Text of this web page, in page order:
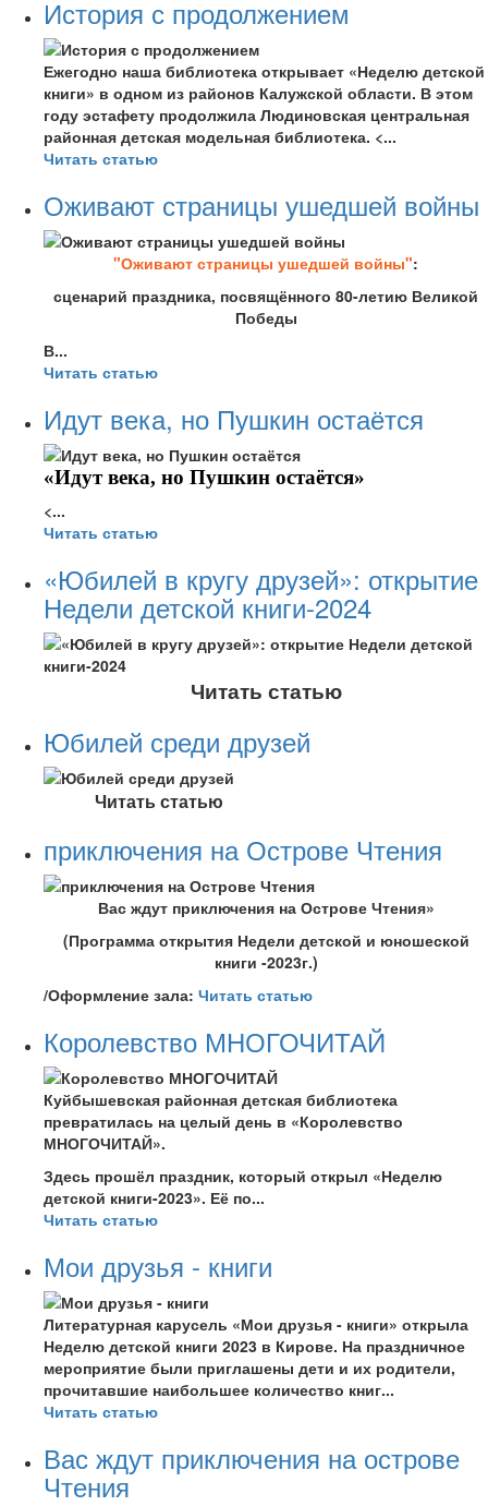
История с продолжением
Ежегодно наша библиотека открывает «Неделю детской
книги» в одном из районов Калужской области. В этом
году эстафету продолжила Людиновская центральная
районная детская модельная библиотека. <...
Читать статью
Оживают страницы ушедшей войны
"Оживают страницы ушедшей войны":
сценарий праздника, посвящённого 80-летию Великой
Победы
В...
Читать статью
Идут века, но Пушкин остаётся
«Идут века, но Пушкин остаётся»
<...
Читать статью
«Юбилей в кругу друзей»: открытие
Недели детской книги-2024
Читать статью
Юбилей среди друзей
Читать статью
приключения на Острове Чтения
Вас ждут приключения на Острове Чтения»
(Программа открытия Недели детской и юношеской
книги -2023г.)
/Оформление зала: Читать статью
Королевство МНОГОЧИТАЙ
Куйбышевская районная детская библиотека
превратилась на целый день в «Королевство
МНОГОЧИТАЙ».
Здесь прошёл праздник, который открыл «Неделю
детской книги-2023». Её по...
Читать статью
Мои друзья - книги
Литературная карусель «Мои друзья - книги» открыла
Неделю детской книги 2023 в Кирове. На праздничное
мероприятие были приглашены дети и их родители,
прочитавшие наибольшее количество книг...
Читать статью
Вас ждут приключения на острове
Чтения